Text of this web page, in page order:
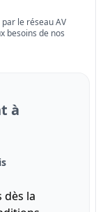
le réseau AV
besoins de nos
à
dès la